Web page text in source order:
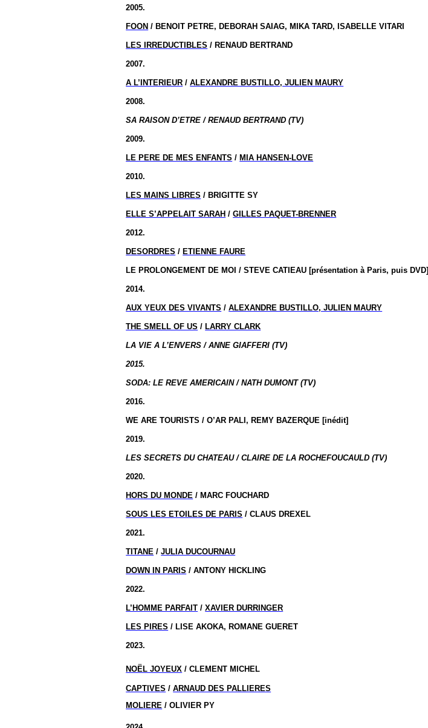
2005.
FOON / BENOIT PETRE, DEBORAH SAIAG, MIKA TARD, ISABELLE VITARI
LES IRREDUCTIBLES / RENAUD BERTRAND
2007.
A L’INTERIEUR /ALEXANDRE BUSTILLO, JULIEN MAURY
2008.
SA RAISON D’ETRE / RENAUD BERTRAND (TV)
2009.
LE PERE DE MES ENFANTS / MIA HANSEN-LOVE
2010.
LES MAINS LIBRES / BRIGITTE SY
ELLE S’APPELAIT SARAH /GILLES PAQUET-BRENNER
2012.
DESORDRES / ETIENNE FAURE
LE PROLONGEMENT DE MOI / STEVE CATIEAU [présentation à Paris, puis DVD]
2014.
AUX YEUX DES VIVANTS /ALEXANDRE BUSTILLO, JULIEN MAURY
THE SMELL OF US / LARRY CLARK
LA VIE A L’ENVERS / ANNE GIAFFERI (TV)
2015.
SODA: LE REVE AMERICAIN / NATH DUMONT (TV)
2016.
WE ARE TOURISTS / O’AR PALI, REMY BAZERQUE [inédit]
2019.
LES SECRETS DU CHATEAU / CLAIRE DE LA ROCHEFOUCAULD (TV)
2020.
HORS DU MONDE / MARC FOUCHARD
SOUS LES ETOILES DE PARIS / CLAUS DREXEL
2021.
TITANE /JULIA DUCOURNAU
DOWN IN PARIS / ANTONY HICKLING
2022.
L’HOMME PARFAIT /XAVIER DURRINGER
LES PIRES / LISE AKOKA, ROMANE GUERET
2023.
NOËL JOYEUX / CLEMENT MICHEL
CAPTIVES /ARNAUD DES PALLIERES
MOLIERE / OLIVIER PY